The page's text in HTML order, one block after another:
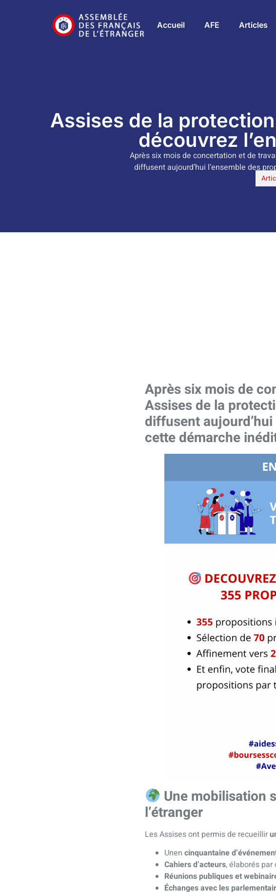
Accueil AFE Articles
Assises de la
découvrez
Après six mois de concertation et de
diffusent aujourd’hui l’ensemble des
Après six mois de
Assises de la
diffusent
cette démarche
Une mobilisation
l’étranger
Les Assises ont permis de recueillir
Unen cinquantaine
Cahiers d’acteurs, élaborés
Réunions publiques et
Échanges avec les